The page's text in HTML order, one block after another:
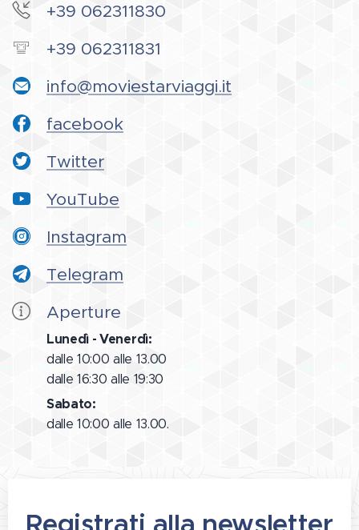
+39 062311830
+39 062311831
info@moviestarviaggi.it
facebook
Twitter
YouTube
Instagram
Telegram
Aperture
Lunedì - Venerdì:
dalle 10:00 alle 13.00
dalle 16:30 alle 19:30
Sabato:
dalle 10:00 alle 13.00.